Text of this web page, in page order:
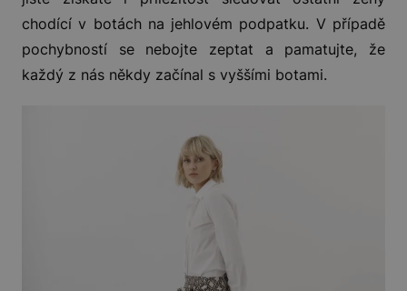
chodící v botách na jehlovém podpatku. V případě
pochybností se nebojte zeptat a pamatujte, že
každý z nás někdy začínal s vyššími botami.